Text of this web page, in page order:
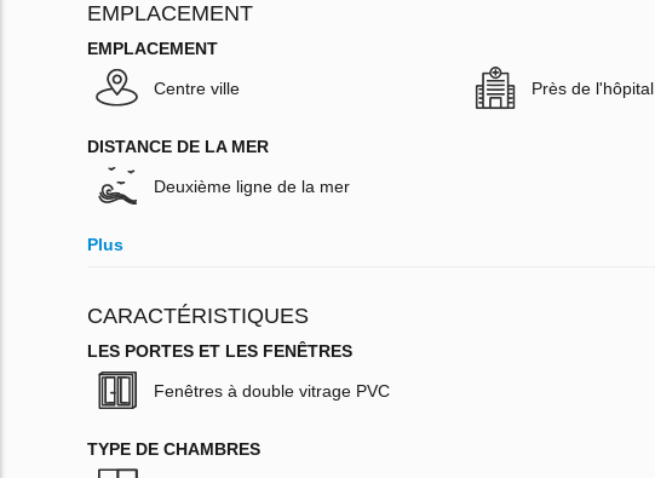
EMPLACEMENT
EMPLACEMENT
Centre ville Près de l'hôpital
DISTANCE DE LA MER
Deuxième ligne de la mer
Plus
CARACTÉRISTIQUES
LES PORTES ET LES FENÊTRES
Fenêtres à double vitrage PVC
TYPE DE CHAMBRES